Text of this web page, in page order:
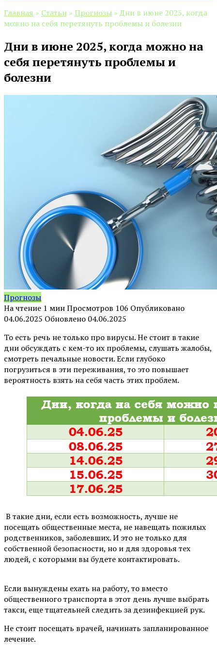
Главная » Статьи » Прогнозы » Дни в июне 2025, когда
можно на себя перетянуть проблемы и болезни
Дни в июне 2025, когда можно на
себя перетянуть проблемы и
болезни
Прогнозы
На чтение 1 минПросмотров 106 Опубликовано
04.06.2025 Обновлено 04.06.2025
То есть речь не только про вирусы. Не стоит в такие
дни обсуждать с кем-то их проблемы, слушать жалобы,
смотреть печальные новости. Если глубоко
погрузиться в эти переживания, то это повышает
вероятность взять на себя часть этих проблем.
В такие дни, если есть возможность, лучше не
посещать общественные места, не навещать пожилых
родственников, заболевших. И это не только для
собственной безопасности, но и для здоровья тех
людей, с которыми вы будете контактировать.
Если вынуждены ехать на работу, то вместо
общественного транспорта в этот день лучше выбрать
такси, еще тщательней следить за дезинфекцией рук.
Не стоит посещать врачей, начинать запланированное
лечение.